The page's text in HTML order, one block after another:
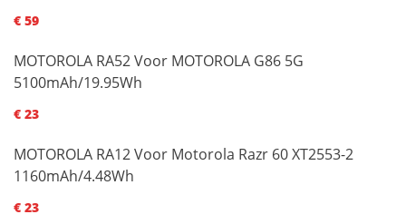
€ 59
MOTOROLA RA52 Voor MOTOROLA G86 5G
5100mAh/19.95Wh
€ 23
MOTOROLA RA12 Voor Motorola Razr 60 XT2553-2
1160mAh/4.48Wh
€ 23